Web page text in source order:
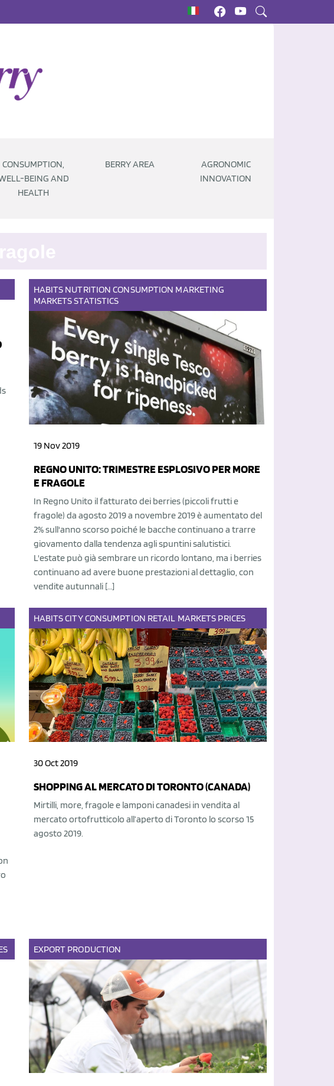
CONSUMPTION,
BEING AND
HEALTH
BERRY AREA
AGRONOMIC
INNOVATION
HABITS NUTRITION CONSUMPTION MARKETING
MARKETSSTATISTICS
19 Nov 2019
REGNO UNITO: TRIMESTRE ESPLOSIVO PER MORE
E FRAGOLE
In Regno Unito il fatturato dei berries (piccoli frutti e
fragole) da agosto 2019 a novembre 2019 è aumentato del
2% sull'anno scorso poiché le bacche continuano a trarre
giovamento dalla tendenza agli spuntini salutistici.
L'estate può già sembrare un ricordo lontano, ma i berries
continuano ad avere buone prestazioni al dettaglio, con
vendite autunnali […]
HABITSCITYCONSUMPTION RETAIL MARKETS PRICES
30 Oct 2019
SHOPPING AL MERCATO DI TORONTO (CANADA)
Mirtilli, more, fragole e lamponi canadesi in vendita al
mercato ortofrutticolo all’aperto di Toronto lo scorso 15
agosto 2019.
EXPORT PRODUCTION